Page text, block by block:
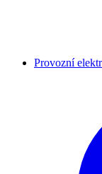
Provozní